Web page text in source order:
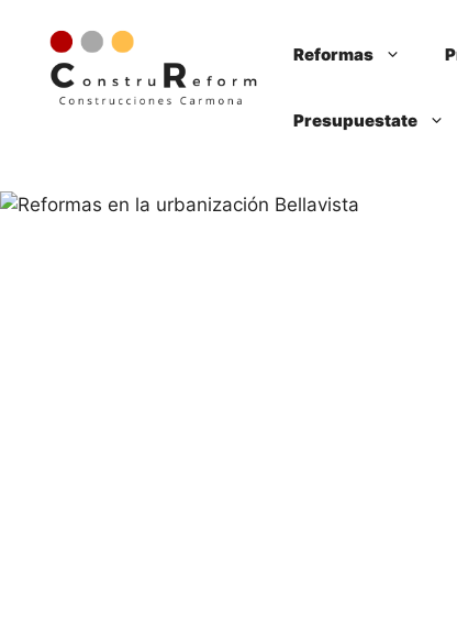
contenido
Reformas
Presupuestate